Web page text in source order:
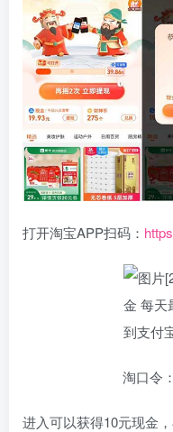
打开淘宝APP扫码：
淘口令
进入可以获得10元现金